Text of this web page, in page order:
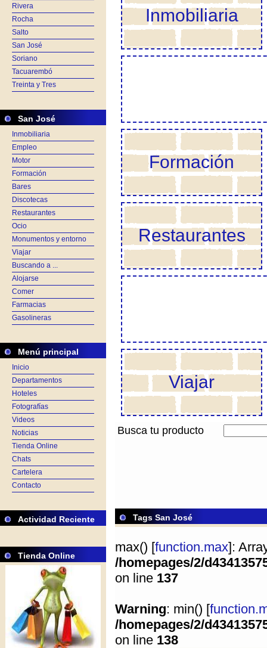
Rivera
Rocha
Salto
San José
Soriano
Tacuarembó
Treinta y Tres
San José
Inmobiliaria
Empleo
Motor
Formación
Bares
Discotecas
Restaurantes
Ocio
Monumentos y entorno
Viajar
Buscando a ...
Alojarse
Comer
Farmacias
Gasolineras
Menú principal
Inicio
Departamentos
Hoteles
Fotografías
Videos
Noticias
Tienda Online
Chats
Cartelera
Contacto
Actividad Reciente
Tienda Online
Inmobiliaria
Formación
Restaurantes
Viajar
Busca tu producto
Tags San José
max() [function.max]:
/homepages/2/
on line 137
Warning: min() [
/homepages/2/
on line 138